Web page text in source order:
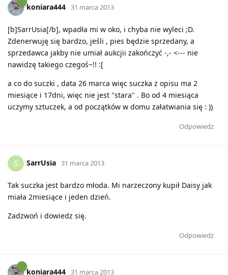
koniara444 31 marca 2013
[b]SarrUsia[/b], wpadła mi w oko, i chyba nie wyleci ;D.
Zdenerwuję się bardzo, jeśli , pies będzie sprzedany, a
sprzedawca jakby nie umiał aukcjii zakończyć -,- <--- nie
nawidzę takiego czegoś~!! :[
a co do suczki , data 26 marca więc suczka z opisu ma 2
miesiące i 17dni, więc nie jest "stara" . Bo od 4 miesiąca
uczymy sztuczek, a od początków w domu załatwiania się : ))
Odpowiedz
S SarrUsia 31 marca 2013
Tak suczka jest bardzo młoda. Mi narzeczony kupił Daisy jak
miała 2miesiące i jeden dzień.
Zadzwoń i dowiedz się.
Odpowiedz
koniara444 31 marca 2013